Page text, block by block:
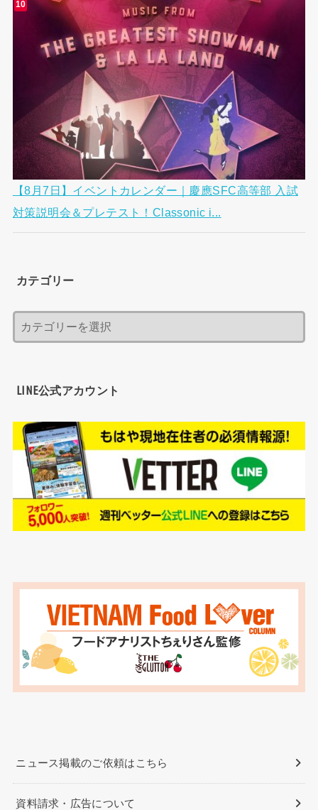
【8月7日】イベントカレンダー｜慶應SFC高等部 入試
対策説明会＆プレテスト！Classonic i...
カテゴリー
LINE公式アカウント
ニュース掲載のご依頼はこちら
資料請求・広告について